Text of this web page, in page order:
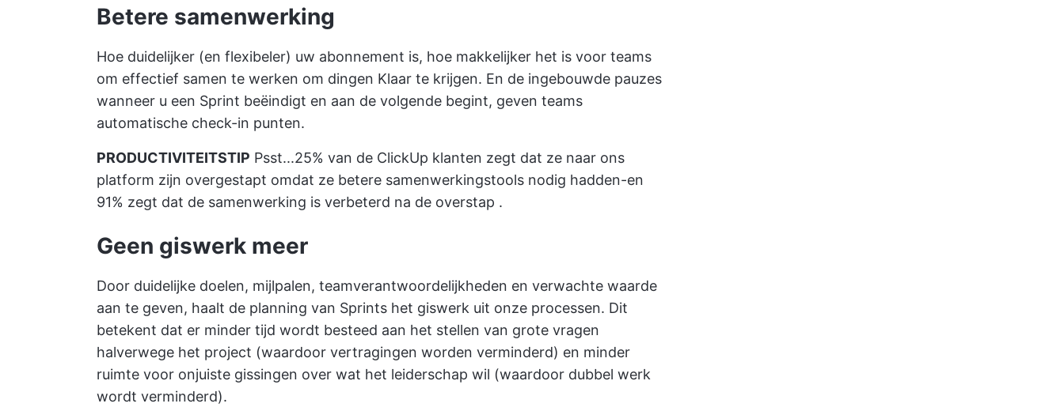
Betere samenwerking
Hoe duidelijker (en flexibeler) uw abonnement is, hoe makkelijker het is voor teams
om effectief samen te werken om dingen Klaar te krijgen. En de ingebouwde pauzes
wanneer u een Sprint beëindigt en aan de volgende begint, geven teams
automatische check-in punten.
PRODUCTIVITEITSTIP Psst...25% van de ClickUp klanten zegt dat ze naar ons
platform zijn overgestapt omdat ze betere samenwerkingstools nodig hadden-en
91% zegt dat de samenwerking is verbeterd na de overstap .
Geen giswerk meer
Door duidelijke doelen, mijlpalen, teamverantwoordelijkheden en verwachte waarde
aan te geven, haalt de planning van Sprints het giswerk uit onze processen. Dit
betekent dat er minder tijd wordt besteed aan het stellen van grote vragen
halverwege het project (waardoor vertragingen worden verminderd) en minder
ruimte voor onjuiste gissingen over wat het leiderschap wil (waardoor dubbel werk
wordt verminderd).